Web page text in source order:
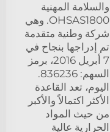
والسلامة المهنية
OHSAS1800. وهي
شركة وطنية متقدمة
تم إدراجها بنجاح في
7 أبريل 2016، برمز
السهم: 836236.
اليوم، تعد القاعدة
الأكثر اكتمالاً والأكبر
من حيث المواد
الحرارية عالية